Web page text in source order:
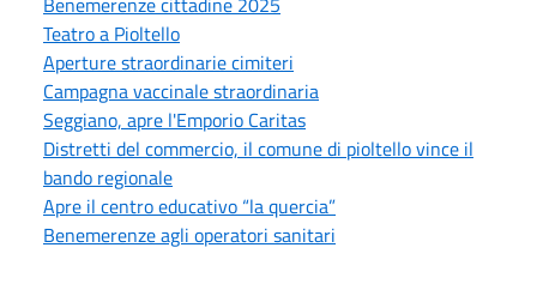
Teatro a Pioltello
Aperture straordinarie cimiteri
Campagna vaccinale straordinaria
Seggiano, apre l'Emporio Caritas
Distretti del commercio, il comune di pioltello vince il
bando regionale
Apre il centro educativo “la quercia”
Benemerenze agli operatori sanitari